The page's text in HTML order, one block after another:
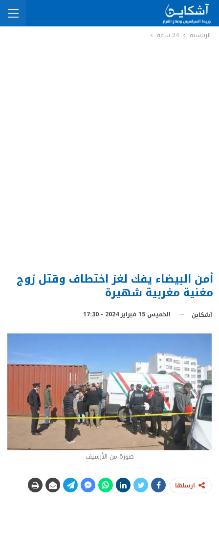
الرئيسية 24 ساعة
أمن البيضاء يفك لغز اختطاف وقتل زوج
مغنية مغربية شهيرة
آشكاين الخميس 15 فبراير 2024 - 17:30
صورة من الأرشيف
ارسلها